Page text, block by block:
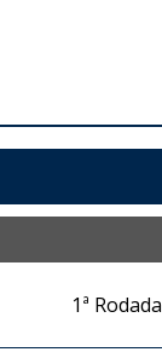
1ª Rodada